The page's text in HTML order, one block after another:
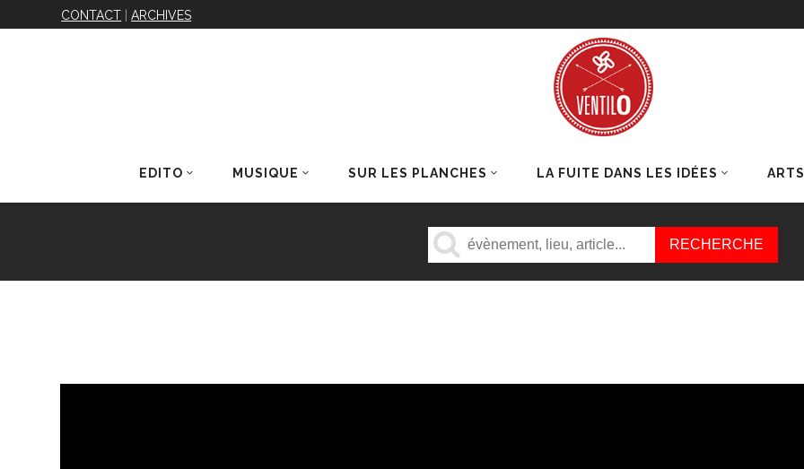
CONTACT |ARCHIVES
EDITO MUSIQUE SUR LES PLANCHES LA FUITE DANS LES IDÉES ARTS